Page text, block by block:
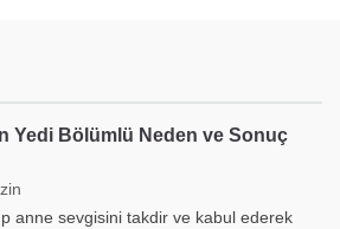
Yedi Bölümlü Neden ve Sonuç
anne sevgisini takdir ve kabul ederek